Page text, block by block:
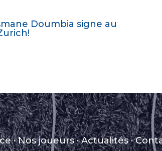
Doumbia signe au
·Nos joueurs·Actualités·